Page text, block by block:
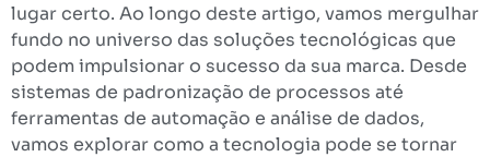
lugar certo. Ao longo deste artigo, vamos mergulhar
fundo no universo das soluções tecnológicas que
podem impulsionar o sucesso da sua marca. Desde
sistemas de padronização de processos até
ferramentas de automação e análise de dados,
vamos explorar como a tecnologia pode se tornar